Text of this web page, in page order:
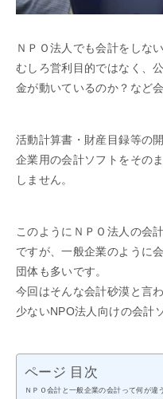
ＮＰＯ法人でも会計をしな
むしろ営利目的ではなく、
金が動いているのか？など
活動計算書・財産目録等の
企業用の会計ソフトをその
しません。
このようにＮＰＯ法人の会
ですが、一般企業のように
団体も多いです。
今回はそんな会計砂漠と言
少ないNPO法人向けの会計
ページ 目次
ＮＰＯ会計と一般企業の会計って何が違